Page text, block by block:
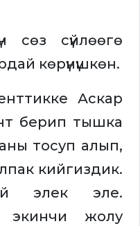
сөз сүйлөөгө
көрүнүшкөн.
Аскар
берип тышка
тосуп алып,
кийгиздик.
элек эле.
экинчи жолу